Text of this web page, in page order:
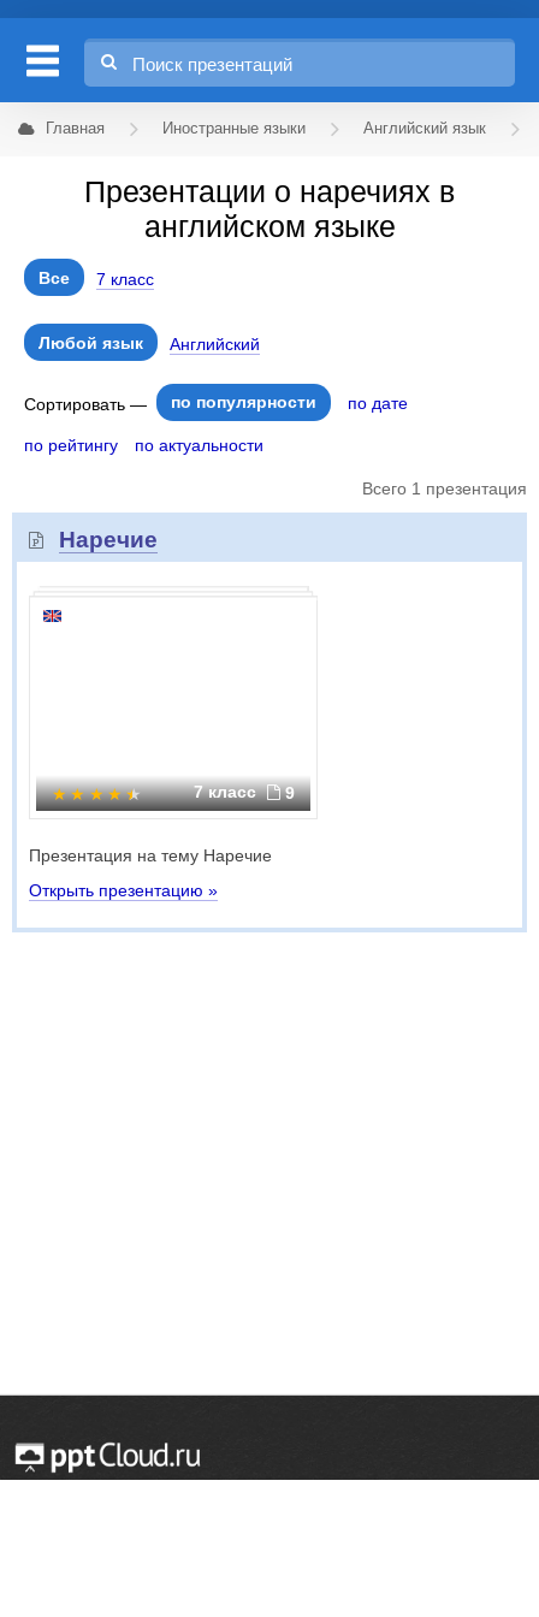
Главная Иностранные языки Английский язык
Презентации о наречиях в
английском языке
Все 7 класс
Любой язык Английский
Сортировать — по популярности по дате
по рейтингу по актуальности
Всего 1 презентация
Наречие
7 класс 9
Презентация на тему Наречие
Открыть презентацию »